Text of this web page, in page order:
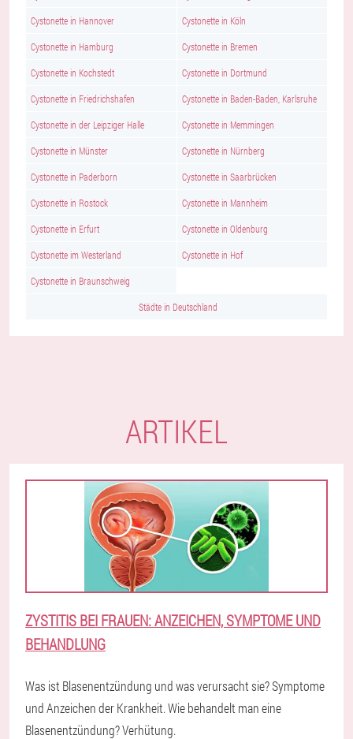
Cystonette in Hannover Cystonette in Köln
Cystonette in Hamburg Cystonette in Bremen
Cystonette in Kochstedt Cystonette in Dortmund
Cystonette in Friedrichshafen Cystonette in Baden-Baden, Karlsruhe
Cystonette in der Leipziger Halle Cystonette in Memmingen
Cystonette in Münster Cystonette in Nürnberg
Cystonette in Paderborn Cystonette in Saarbrücken
Cystonette in Rostock Cystonette in Mannheim
Cystonette in Erfurt Cystonette in Oldenburg
Cystonette im Westerland Cystonette in Hof
Cystonette in Braunschweig
Städte in Deutschland
ARTIKEL
ZYSTITIS BEI FRAUEN: ANZEICHEN, SYMPTOME UND
BEHANDLUNG
Was ist Blasenentzündung und was verursacht sie? Symptome
und Anzeichen der Krankheit. Wie behandelt man eine
Blasenentzündung? Verhütung.